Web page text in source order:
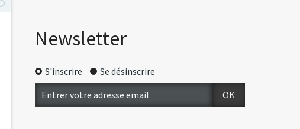
Newsletter
S'inscrire Se désinscrire